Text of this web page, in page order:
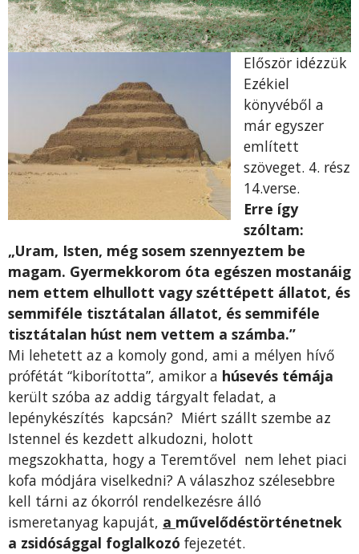
Először idézzük
Ezékiel
könyvéből a
már egyszer
említett
szöveget. 4. rész
14.verse.
Erre így
szóltam:
„Uram, Isten, még sosem szennyeztem be
magam. Gyermekkorom óta egészen mostanáig
nem ettem elhullott vagy széttépett állatot, és
semmiféle tisztátalan állatot, és semmiféle
tisztátalan húst nem vettem a számba.”
Mi lehetett az a komoly gond, ami a mélyen hívő
prófétát “kiborította”, amikor a húsevés témája
került szóba az addig tárgyalt feladat, a
lepénykészítés kapcsán? Miért szállt szembe az
Istennel és kezdett alkudozni, holott
megszokhatta, hogy a Teremtővel nem lehet piaci
kofa módjára viselkedni? A válaszhoz szélesebbre
kell tárni az ókorról rendelkezésre álló
ismeretanyag kapuját, a művelődéstörténetnek
a zsidósággal foglalkozó fejezetét.